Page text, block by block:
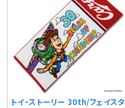
トイ・ストーリー 30th/フェイスタ